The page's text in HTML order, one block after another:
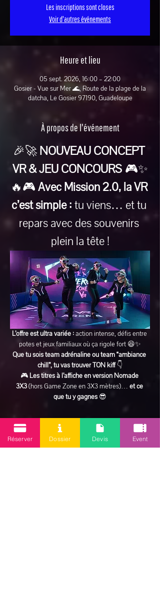
Les inscriptions sont closes
Voir d'autres événements
Heure et lieu
05 sept. 2026, 16:00 – 22:00
Gosier - Vue sur Mer 🌊, Route de la plage de la
datcha, Le Gosier 97190, Guadeloupe
À propos de l'événement
🎉🚀 NOUVEAU CONCEPT
VR & JEU CONCOURS 🎮✨
🔥🎮 Avec Mission 2.0, la VR
c’est simple : tu viens… et tu
repars avec des souvenirs
plein la tête !
L’offre est ultra variée : action intense, défis entre
potes et jeux familiaux où ça rigole fort 😆✨
Que tu sois team adrénaline ou team “ambiance
chill”, tu vas trouver TON kiff 👇
🎮 Les titres à l’affiche en version Nomade
3X3 (hors Game Zone en 3X3 mètres)… et ce
que tu y gagnes 😎
En lire plus >
Réserver Dossier Devis Event